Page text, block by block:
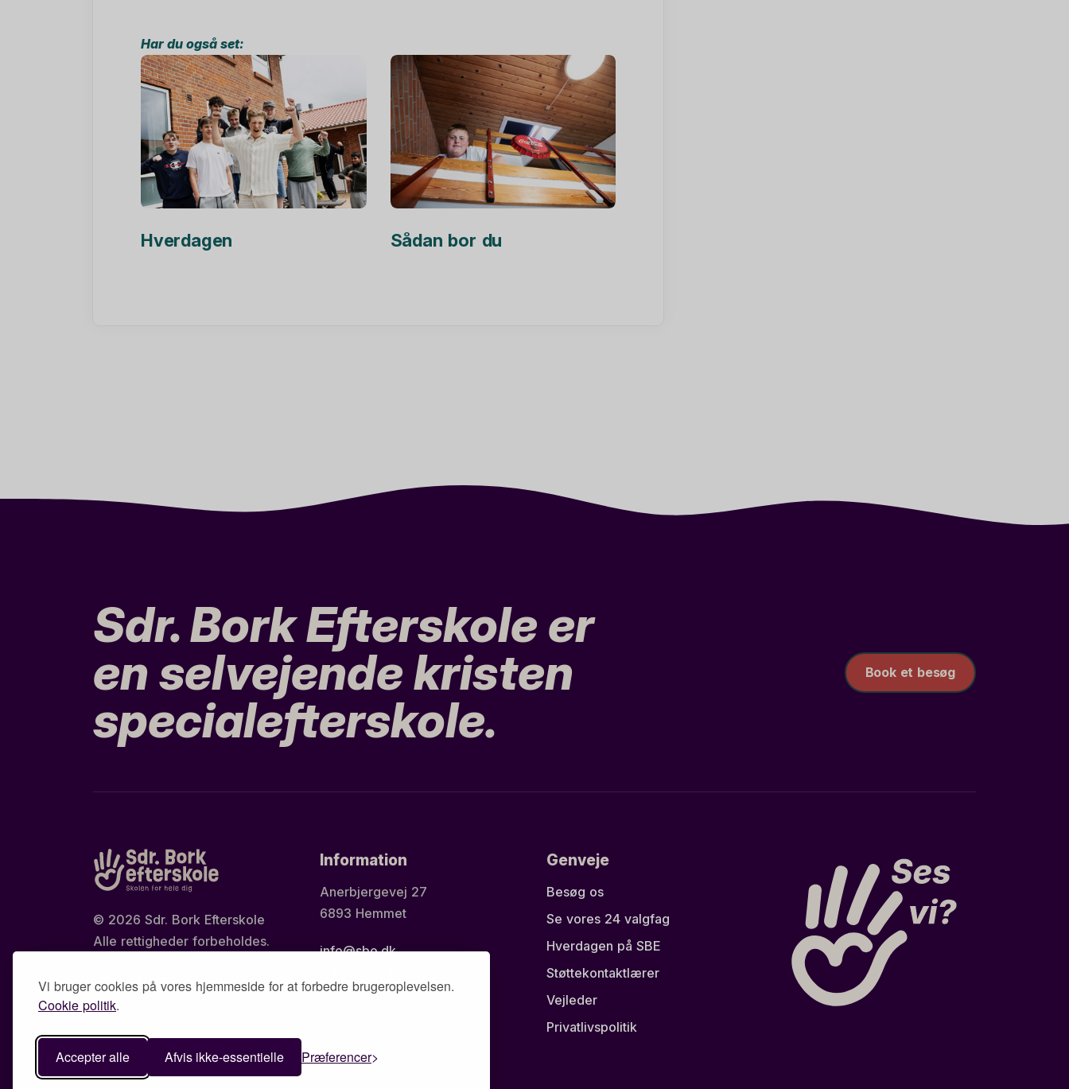
Vi bruger cookies på vores hjemmeside for at forbedre brugeroplevelsen.
Cookie politik.
Accepter alle Afvis ikke-essentielle Præferencer
Har du også set:
Hverdagen Sådan bor du
Sdr. Bork Efterskole er
en selvejende kristen
specialefterskole.
Book et besøg
© 2026 Sdr. Bork Efterskole
Alle rettigheder forbeholdes.
Information
Anerbjergevej 27
6893 Hemmet
info@sbe.dk
Genveje
Besøg os
Se vores 24 valgfag
Hverdagen på SBE
Støttekontaktlærer
Vejleder
Privatlivspolitik